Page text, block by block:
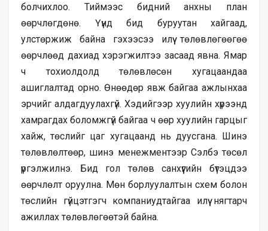
болчихлоо. Тиймээс бидний анхны план
өөрчлөгдөнө. Үүнд бид буруутан хайгаад,
улстөржиж байна гэхээсээ илүү төлөвлөгөөгөө
өөрчлөөд дахиад хэрэгжилтээ засаад явна. Ямар
ч тохиолдолд төлөвлөсөн хугацаандаа
ашиглалтад орно. Өнөөдөр явж байгаа ажлынхаа
эрчийг алдагдуулахгүй. Хэдийгээр хуулийн хүрээнд
хамрагдах боломжгүй байгаа ч өөр хуулийн гарцыг
хайж, төслийг цаг хугацаанд нь дуусгана. Шинэ
төлөвлөлтөөр, шинэ менежментээр Сэлбэ төсөл
үргэлжилнэ. Бид гол төлөв санхүүгийн бүтэцдээ
өөрчлөлт оруулна. Мөн борлуулалтын схем болон
төслийн гүйцэтгэгч компаниудтайгаа илүү нягтарч
ажиллах төлөвлөгөөтэй байна.